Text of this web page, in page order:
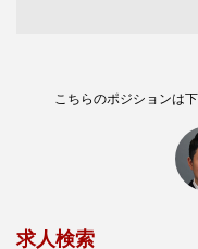
こちらのポジションは
求人検索